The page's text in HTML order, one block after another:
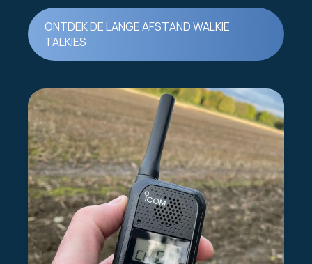
ONTDEK DE LANGE AFSTAND WALKIE
TALKIES